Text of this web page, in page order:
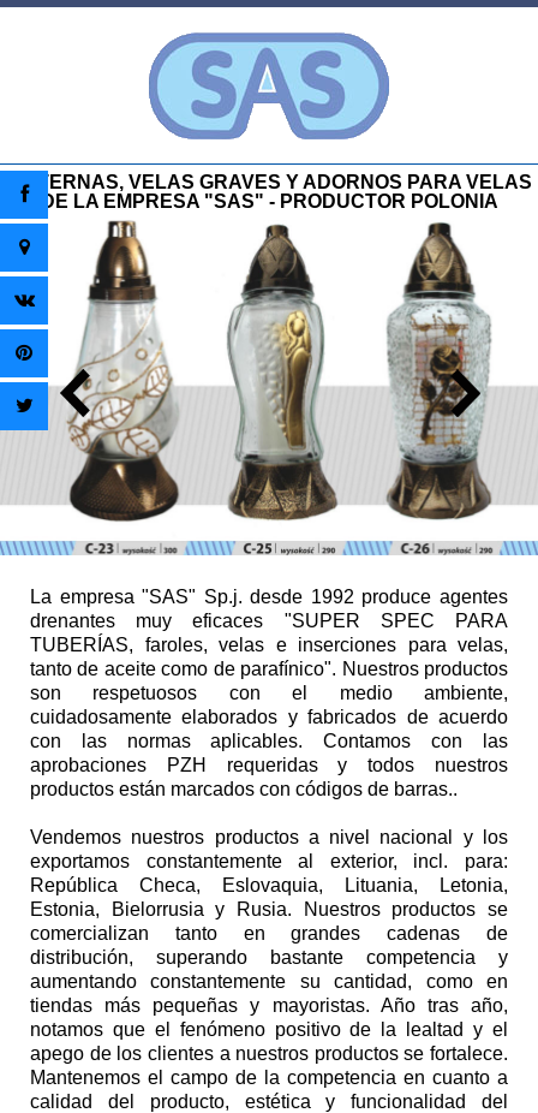
LINTERNAS, VELAS GRAVES Y ADORNOS PARA VELAS
DE LA EMPRESA "SAS" - PRODUCTOR POLONIA
La empresa "SAS" Sp.j. desde 1992 produce agentes
drenantes muy eficaces "SUPER SPEC PARA
TUBERÍAS, faroles, velas e inserciones para velas,
tanto de aceite como de parafínico". Nuestros productos
son respetuosos con el medio ambiente,
cuidadosamente elaborados y fabricados de acuerdo
con las normas aplicables. Contamos con las
aprobaciones PZH requeridas y todos nuestros
productos están marcados con códigos de barras..
Vendemos nuestros productos a nivel nacional y los
exportamos constantemente al exterior, incl. para:
República Checa, Eslovaquia, Lituania, Letonia,
Estonia, Bielorrusia y Rusia. Nuestros productos se
comercializan tanto en grandes cadenas de
distribución, superando bastante competencia y
aumentando constantemente su cantidad, como en
tiendas más pequeñas y mayoristas. Año tras año,
notamos que el fenómeno positivo de la lealtad y el
apego de los clientes a nuestros productos se fortalece.
Mantenemos el campo de la competencia en cuanto a
calidad del producto, estética y funcionalidad del